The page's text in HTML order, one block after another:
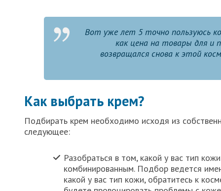
Вот уже лет 5 точно пользуюсь
как цена на товары для и
возвращался снова к этой
Как выбрать крем?
Подбирать крем необходимо исходя из
следующее:
Разобраться в том, какой у вас тип
комбинированным. Подбор ведется
какой у вас тип кожи, обратитесь к